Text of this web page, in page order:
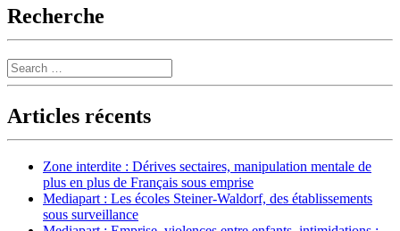
Recherche
Search
Articles récents
Zone interdite : Dérives sectaires, manipulation mentale de
plus en plus de Français sous emprise
Mediapart : Les écoles Steiner-Waldorf, des établissements
sous surveillance